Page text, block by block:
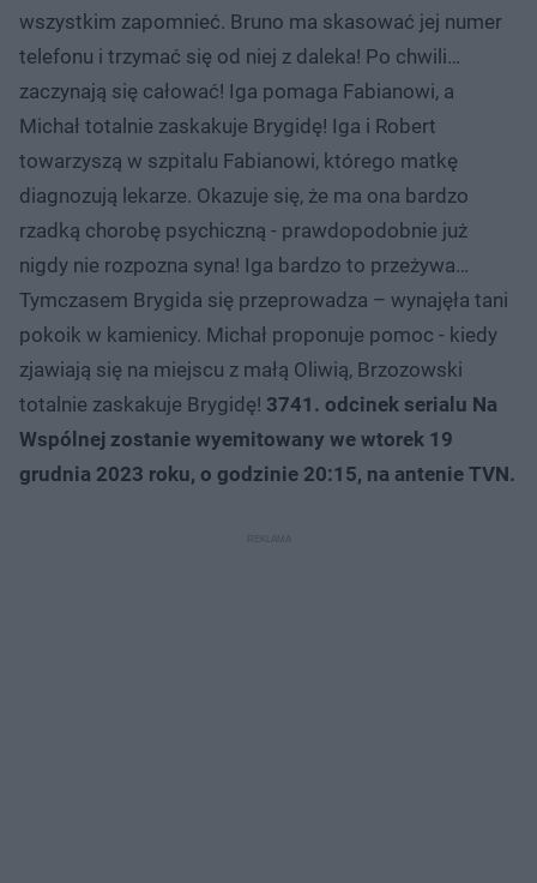
wszystkim zapomnieć. Bruno ma skasować jej numer
telefonu i trzymać się od niej z daleka! Po chwili…
zaczynają się całować! Iga pomaga Fabianowi, a
Michał totalnie zaskakuje Brygidę! Iga i Robert
towarzyszą w szpitalu Fabianowi, którego matkę
diagnozują lekarze. Okazuje się, że ma ona bardzo
rzadką chorobę psychiczną - prawdopodobnie już
nigdy nie rozpozna syna! Iga bardzo to przeżywa…
Tymczasem Brygida się przeprowadza – wynajęła tani
pokoik w kamienicy. Michał proponuje pomoc - kiedy
zjawiają się na miejscu z małą Oliwią, Brzozowski
totalnie zaskakuje Brygidę! 3741. odcinek serialu Na
Wspólnej zostanie wyemitowany we wtorek 19
grudnia 2023 roku, o godzinie 20:15, na antenie TVN.